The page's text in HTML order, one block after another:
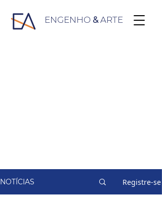
ENGENHO &ARTE
NOTÍCIAS Registre-se